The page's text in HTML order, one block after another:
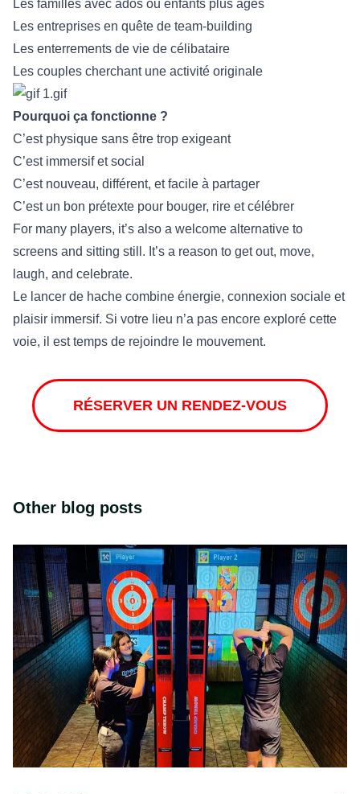
Les familles avec ados ou enfants plus âgés
Les entreprises en quête de team-building
Les enterrements de vie de célibataire
Les couples cherchant une activité originale
Pourquoi ça fonctionne ?
C’est physique sans être trop exigeant
C’est immersif et social
C’est nouveau, différent, et facile à partager
C’est un bon prétexte pour bouger, rire et célébrer
For many players, it’s also a welcome alternative to
screens and sitting still. It’s a reason to get out, move,
laugh, and celebrate.
Le lancer de hache combine énergie, connexion sociale et
plaisir immersif. Si votre lieu n’a pas encore exploré cette
voie, il est temps de rejoindre le mouvement.
RÉSERVER UN RENDEZ-VOUS
Other blog posts